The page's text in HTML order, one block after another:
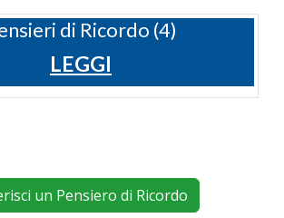
di Ricordo (4)
LEGGI
un Pensiero di Ricordo